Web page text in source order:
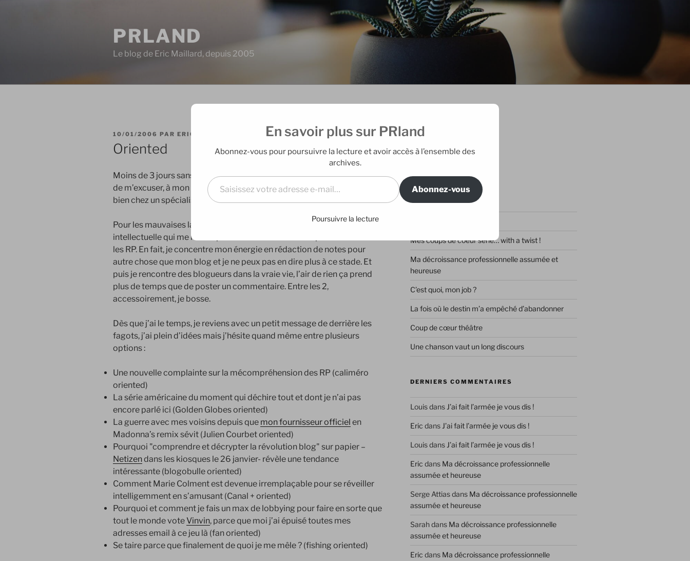
PRLAND
Le blog de Eric Maillard, depuis 2005
PUBLIÉ
LE
10/01/2006 PAR ERIC
Oriented
Moins de 3 jours sans poster de message et je me sens presque obligé
de m’excuser, à mon avis il y a là-dessous un truc qui doit s’analyser très
bien chez un spécialiste…
Pour les mauvaises langues, non, je n’ai pas épuisé le peu de capacité
intellectuelle qui me reste après les fêtes dans la note précédente sur
les RP. En fait, je concentre mon énergie en rédaction de notes pour
autre chose que mon blog et je ne peux pas en dire plus à ce stade. Et
puis je rencontre des blogueurs dans la vraie vie, l’air de rien ça prend
plus de temps que de poster un commentaire. Entre les 2,
accessoirement, je bosse.
Dès que j’ai le temps, je reviens avec un petit message de derrière les
fagots, j’ai plein d’idées mais j’hésite quand même entre plusieurs
options :
Une nouvelle complainte sur la mécompréhension des RP (caliméro
oriented)
La série américaine du moment qui déchire tout et dont je n’ai pas
encore parlé ici (Golden Globes oriented)
La guerre avec mes voisins depuis que mon fournisseur officiel en
Madonna’s remix sévit (Julien Courbet oriented)
Pourquoi "comprendre et décrypter la révolution blog" sur papier –
Netizendans les kiosques le 26 janvier- révèle une tendance
intéressante (blogobulle oriented)
Comment Marie Colment est devenue irremplaçable pour se réveiller
intelligemment en s’amusant (Canal + oriented)
Pourquoi et comment je fais un max de lobbying pour faire en sorte que
tout le monde voteVinvin, parce que moi j’ai épuisé toutes mes
adresses email à ce jeu là (fan oriented)
Se taire parce que finalement de quoi je me mêle ? (fishing oriented)
EDITO
Blog édité par Eric Maillard
DERNIERS ARTICLES
Mes coups de coeur série… with a twist !
Ma décroissance professionnelle assumée et
heureuse
C’est quoi, mon job ?
La fois où le destin m’a empêché d’abandonner
Coup de cœur théâtre
Une chanson vaut un long discours
DERNIERS COMMENTAIRES
Louisdans J’ai fait l’armée je vous dis !
Eric dans J’ai fait l’armée je vous dis !
Louisdans J’ai fait l’armée je vous dis !
Eric dans Ma décroissance professionnelle
assumée et heureuse
Serge Attiasdans Ma décroissance professionnelle
assumée et heureuse
Sarahdans Ma décroissance professionnelle
assumée et heureuse
Eric dans Ma décroissance professionnelle
En savoir plus sur PRland
Abonnez-vous pour poursuivre la lecture et avoir accès à l’ensemble des
archives.
Saisissez votre adresse e-mail…
Abonnez-vous
Poursuivre la lecture